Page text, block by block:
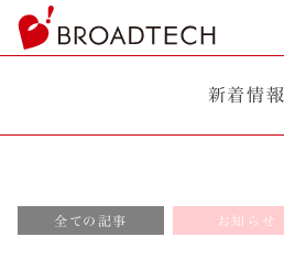
新着情報
全ての記事 お知らせ